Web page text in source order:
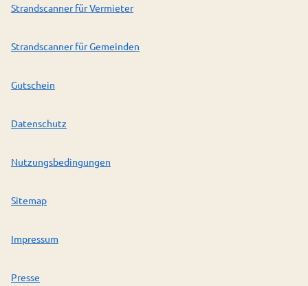
Strandscanner für Vermieter
Strandscanner für Gemeinden
Gutschein
Datenschutz
Nutzungsbedingungen
Sitemap
Impressum
Presse